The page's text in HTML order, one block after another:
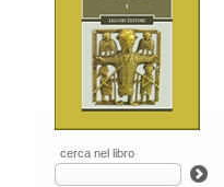
cerca nel libro